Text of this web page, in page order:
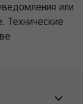
или
Технические